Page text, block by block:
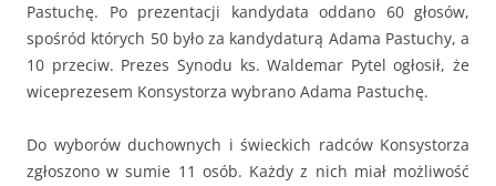
Pastuchę. Po prezentacji kandydata oddano 60 głosów,
spośród których 50 było za kandydaturą Adama Pastuchy, a
10 przeciw. Prezes Synodu ks. Waldemar Pytel ogłosił, że
wiceprezesem Konsystorza wybrano Adama Pastuchę.
Do wyborów duchownych i świeckich radców Konsystorza
zgłoszono w sumie 11 osób. Każdy z nich miał możliwość